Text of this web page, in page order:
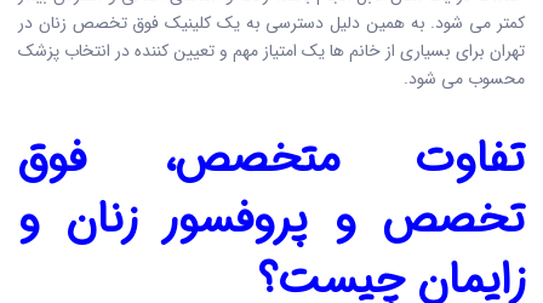
کمتر می شود. به همین دلیل دسترسی به یک کلینیک فوق تخصص زنان در
تهران برای بسیاری از خانم ها یک امتیاز مهم و تعیین کننده در انتخاب پزشک
محسوب می شود.
تفاوت متخصص، فوق
تخصص و پروفسور زنان و
زایمان چیست؟